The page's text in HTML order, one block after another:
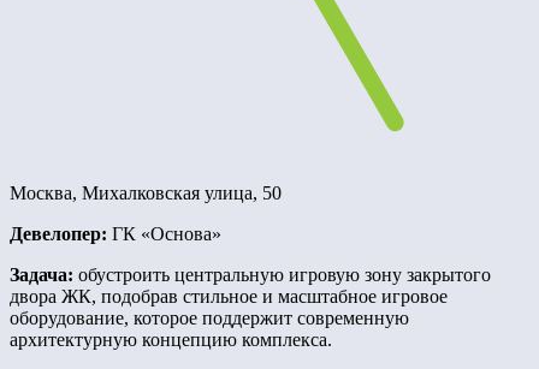
Москва, Михалковская улица, 50
Девелопер: ГК «Основа»
Задача: обустроить центральную игровую зону закрытого
двора ЖК, подобрав стильное и масштабное игровое
оборудование, которое поддержит современную
архитектурную концепцию комплекса.